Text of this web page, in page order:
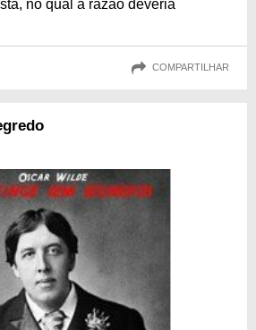
no qual a razão deveria
COMPARTILHAR